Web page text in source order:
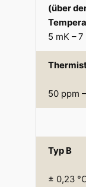
(über
5 mK – 7
50 ppm
Typ B
± 0,23